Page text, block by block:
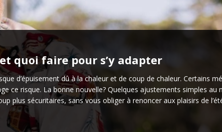
quoi faire pour s’y adapter
d’épuisement dû à la chaleur et de coup de chaleur. Certains
ce risque. La bonne nouvelle? Quelques ajustements simples au
plus sécuritaires, sans vous obliger à renoncer aux plaisirs de